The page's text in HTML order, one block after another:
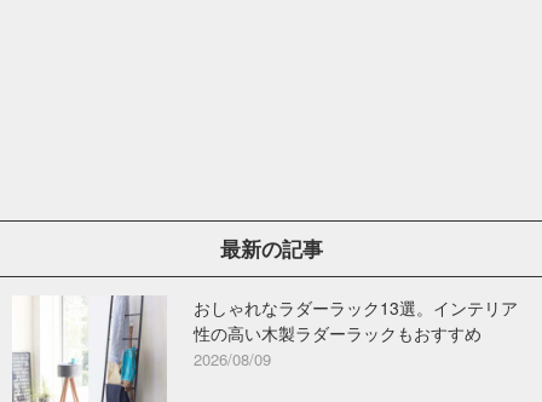
最新の記事
おしゃれなラダーラック13選。インテリア
性の高い木製ラダーラックもおすすめ
2026/08/09